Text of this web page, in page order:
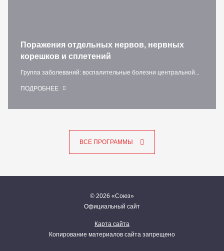
Поражения отдельных нервов, нервных
корешков и сплетений
Группа заболеваний: воспалительные болезни центральной...
ПОДРОБНЕЕ
ВСЕ ПРОГРАММЫ
© 2026 «Союз»
Официальный сайт
Карта сайта
Копирование материалов сайта запрещено